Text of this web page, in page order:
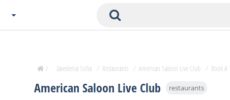
Plovdiv
American Saloon Live Club restaurants
/ Zavedenia Sofia / Restaurants / American Saloon Live Club / Book A